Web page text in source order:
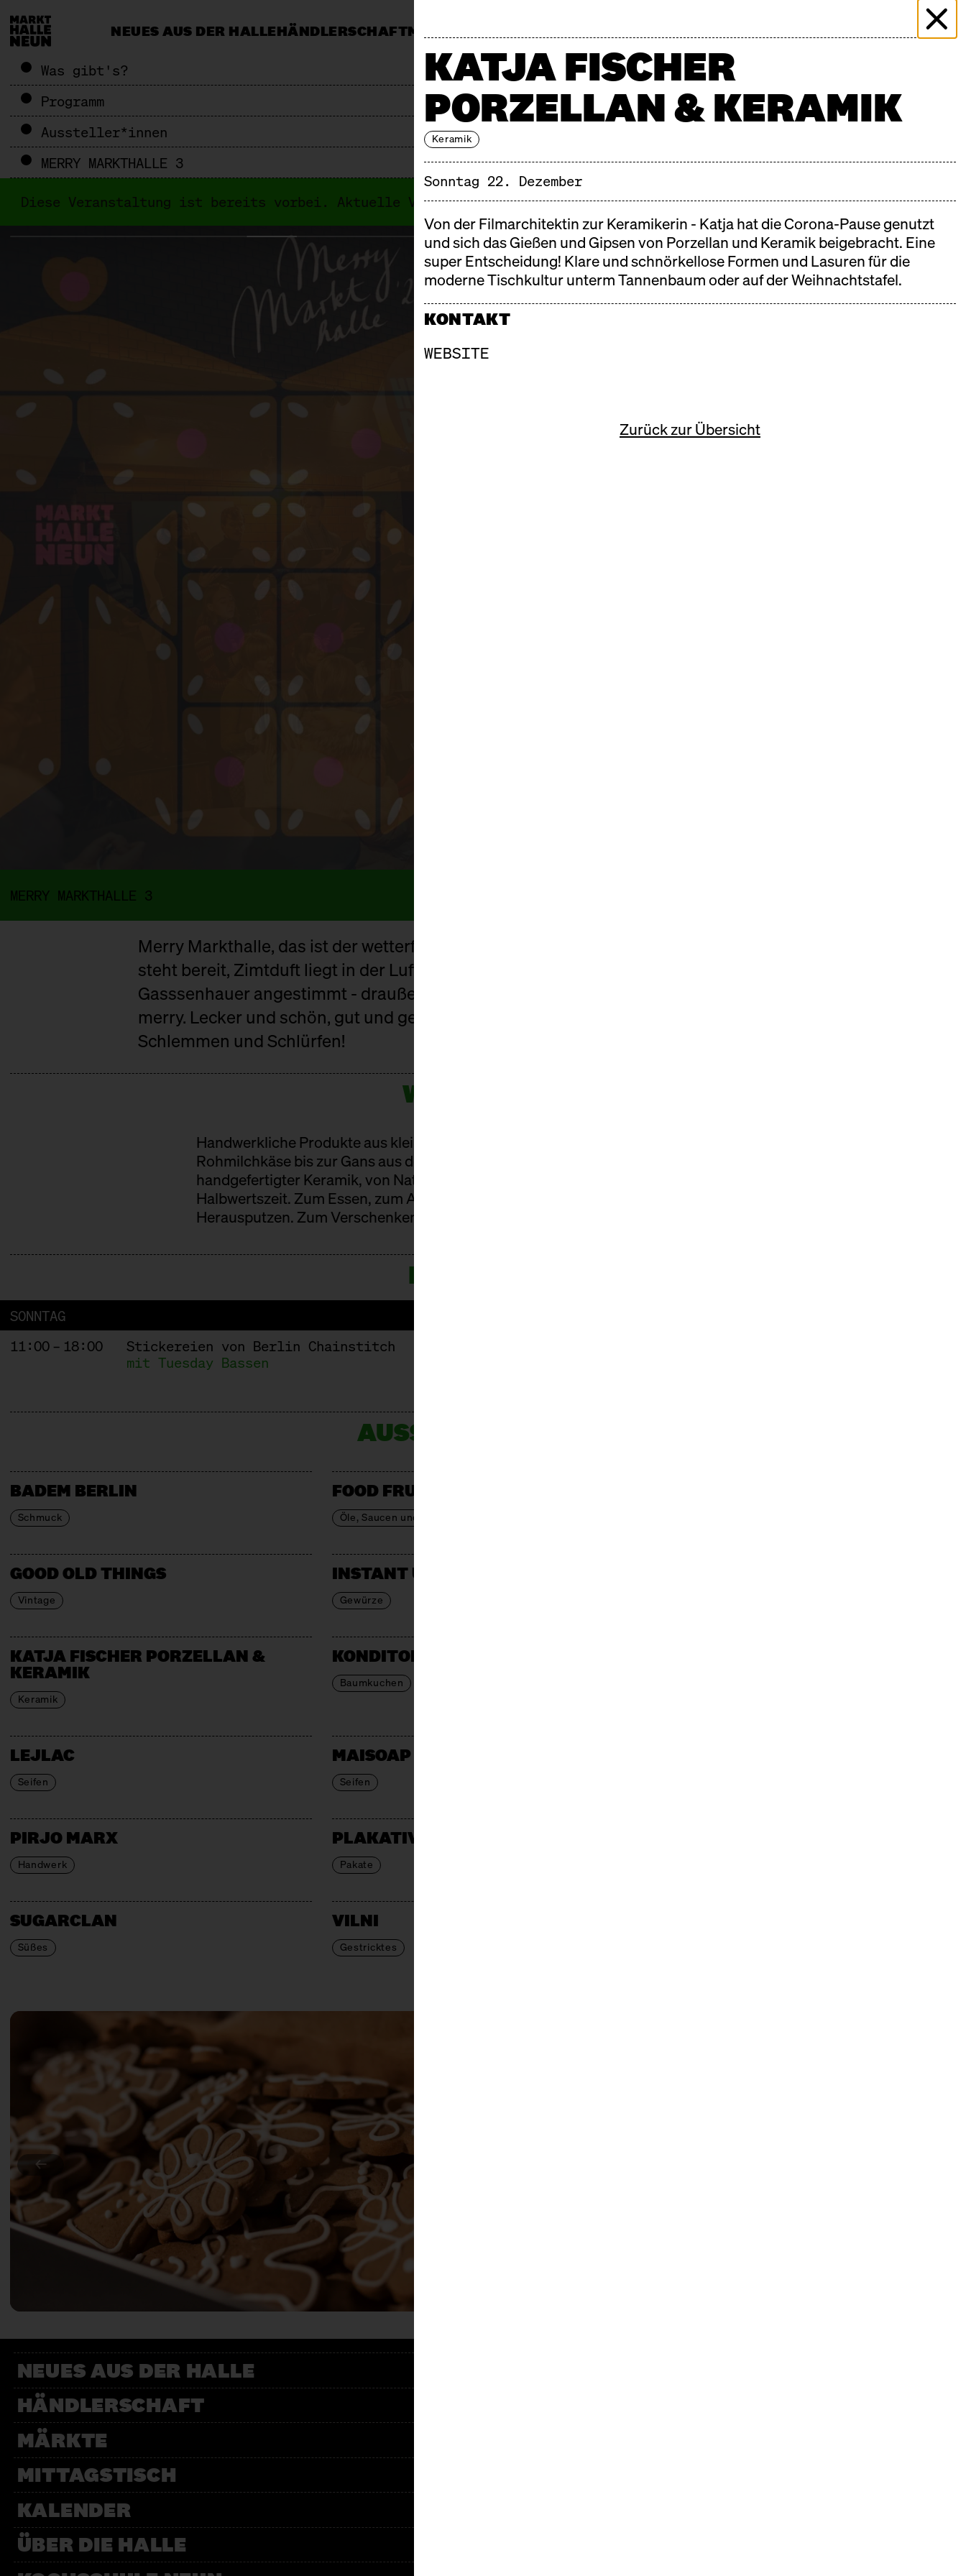
NEUES AUS DER HALLEHÄNDLERSCHAFTMÄRKTE
JOBS & AUSSCHREIBUNGEN FAQSTANDBEWERBUNG
KATJA FISCHER
PORZELLAN & KERAMIK
Keramik
Sonntag 22. Dezember
Von der Filmarchitektin zur Keramikerin - Katja hat die Corona-Pause genutzt
und sich das Gießen und Gipsen von Porzellan und Keramik beigebracht. Eine
super Entscheidung! Klare und schnörkellose Formen und Lasuren für die
moderne Tischkultur unterm Tannenbaum oder auf der Weihnachtstafel.
KONTAKT
WEBSITE
Zurück zur Übersicht
Was gibt's?
Programm
Aussteller*innen
MERRY MARKTHALLE 3
Diese Veranstaltung ist bereits vorbei. Aktuelle Veranstaltungen findest du in unseremKalender.
MERRY MARKTHALLE 3
Merry Markthalle, das ist der wetterfeste Weihnachtsmarkt der Herzen. Der Tannenbaum
steht bereit, Zimtduft liegt in der Luft und innerlich werden schon die weihnachtlichen
Gasssenhauer angestimmt - draußen wird's kalt und die Markthalle Neun wird very, very
merry. Lecker und schön, gut und gesellig – ein Weihnachtsmarkt zum Stöbern,
Schlemmen und Schlürfen!
WAS GIBT'S?
Handwerkliche Produkte aus kleinen Manufakturen. Vom Käsefondue aus
Rohmilchkäse bis zur Gans aus der Prignitz. Vom handgemachten Panettone zu
handgefertigter Keramik, von Naturkosmetik zum Naturwein. Gutes Zeug mit langer
Halbwertszeit. Zum Essen, zum Anrichten und Einrichten, zum Anziehen und sich
Herausputzen. Zum Verschenken oder Behalten.
PROGRAMM
SONNTAG
11:00 – 18:00
Stickereien von Berlin Chainstitch
mit Tuesday Bassen
AUSSTELLER*INNEN
BADEM BERLIN
Schmuck
FOOD FRUIT AFRICAN
Öle, Saucen und Gewürze
GOOD OLD THINGS
Vintage
INSTANT UPRADE SPICES
Gewürze
KATJA FISCHER PORZELLAN &
KERAMIK
Keramik
KONDITOREI W
Baumkuchen
LEJLAC
Seifen
MAISOAP
Seifen
PIRJO MARX
Handwerk
PLAKATIVO
Pakate
SUGARCLAN
Süßes
VILNI
Gestricktes
←
NEUES AUS DER HALLE
HÄNDLERSCHAFT
MÄRKTE
MITTAGSTISCH
KALENDER
ÜBER DIE HALLE